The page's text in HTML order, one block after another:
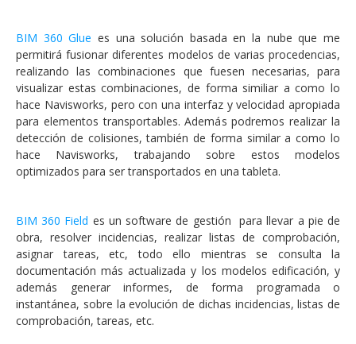
BIM 360 Glue es una solución basada en la nube que me
permitirá fusionar diferentes modelos de varias procedencias,
realizando las combinaciones que fuesen necesarias, para
visualizar estas combinaciones, de forma similiar a como lo
hace Navisworks, pero con una interfaz y velocidad apropiada
para elementos transportables. Además podremos realizar la
detección de colisiones, también de forma similar a como lo
hace Navisworks, trabajando sobre estos modelos
optimizados para ser transportados en una tableta.
BIM 360 Field es un software de gestión para llevar a pie de
obra, resolver incidencias, realizar listas de comprobación,
asignar tareas, etc, todo ello mientras se consulta la
documentación más actualizada y los modelos edificación, y
además generar informes, de forma programada o
instantánea, sobre la evolución de dichas incidencias, listas de
comprobación, tareas, etc.